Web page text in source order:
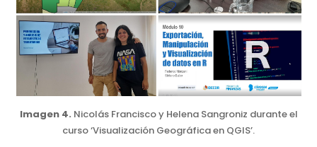
Imagen 4. Nicolás Francisco y Helena Sangroniz durante el
curso ‘Visualización Geográfica en QGIS’.